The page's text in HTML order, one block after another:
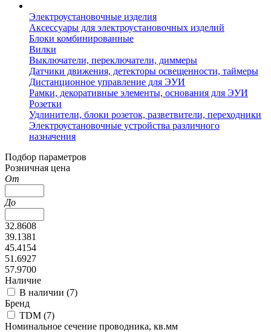
Электроустановочные изделия
Аксессуары для электроустановочных изделий
Блоки комбинированные
Вилки
Выключатели, переключатели, диммеры
Датчики движения, детекторы освещенности, таймеры
Дистанционное управление для ЭУИ
Рамки, декоративные элементы, основания для ЭУИ
Розетки
Удлинители, блоки розеток, разветвители, переходники
Электроустановочные устройства различного
назначения
Подбор параметров
Розничная цена
От
До
32.8608
39.1381
45.4154
51.6927
57.9700
Наличие
В наличии (7)
Бренд
TDM (7)
Номинальное сечение проводника, кв.мм